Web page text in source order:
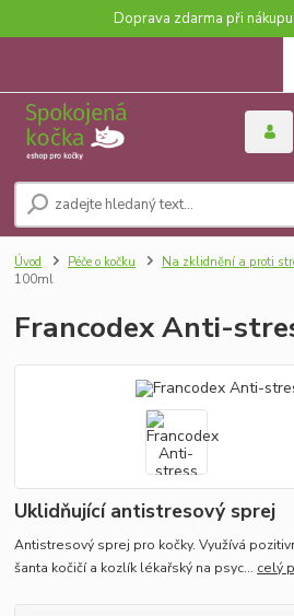
Doprava zdarma při
Úvod Péče o kočku Na zklidnění a proti
100ml
Francodex Anti-
Uklidňující antistresový sprej
Antistresový sprej pro kočky. Využívá
šanta kočičí a kozlík lékařský na psyc... celý